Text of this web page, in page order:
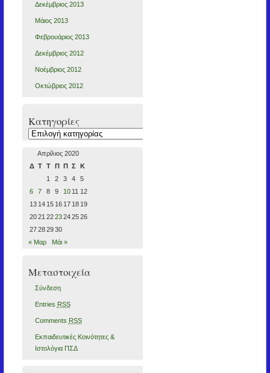
Δεκέμβριος 2013
Μάιος 2013
Φεβρουάριος 2013
Δεκέμβριος 2012
Νοέμβριος 2012
Οκτώβριος 2012
Kατηγορίες
Kατηγορίες
Απρίλιος 2020
Δ Τ Τ Π Π Σ
Κ
1
2 3 4
5
6
7 8 9 10 11 12
13 14 15 16 17 18 19
2021 2223242526
27282930
« Μαρ
Μάι »
Μεταστοιχεία
Σύνδεση
Entries RSS
Comments RSS
Εκπαιδευτικές Κοινότητες &
Ιστολόγια ΠΣΔ